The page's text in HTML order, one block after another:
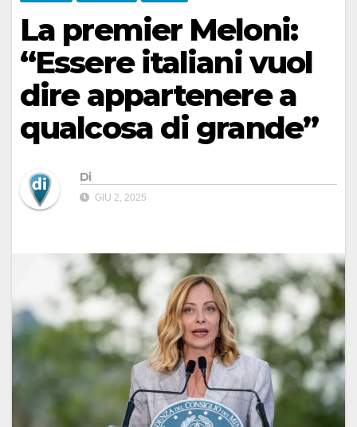
La premier Meloni:
“Essere italiani vuol
dire appartenere a
qualcosa di grande”
Di
GIU 2, 2025